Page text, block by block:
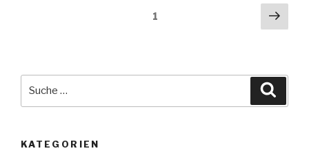
Seitennummerierung1
KATEGORIEN